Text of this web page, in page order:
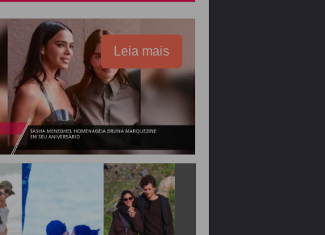
Leia mais